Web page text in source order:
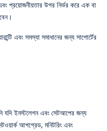
প্রয়োজনীয়তার উপর নির্ভর করে এক বা
এবং সমস্যা সমাধানের জন্য সাপোর্টের
যদি ইনস্টলেশন এবং সেটআপের জন্য
আপগ্রেড, মনিটরিং এবং